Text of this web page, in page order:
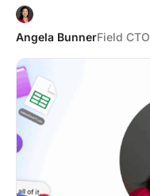
Angela BunnerField CTO